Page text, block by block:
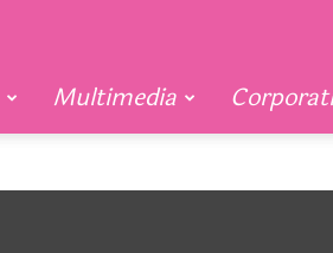
Multimedia